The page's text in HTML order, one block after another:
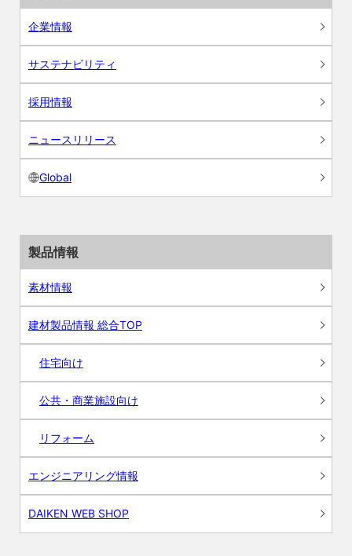
企業情報
サステナビリティ
採用情報
ニュースリリース
Global
製品情報
素材情報
建材製品情報 総合TOP
住宅向け
公共・商業施設向け
リフォーム
エンジニアリング情報
DAIKEN WEB SHOP